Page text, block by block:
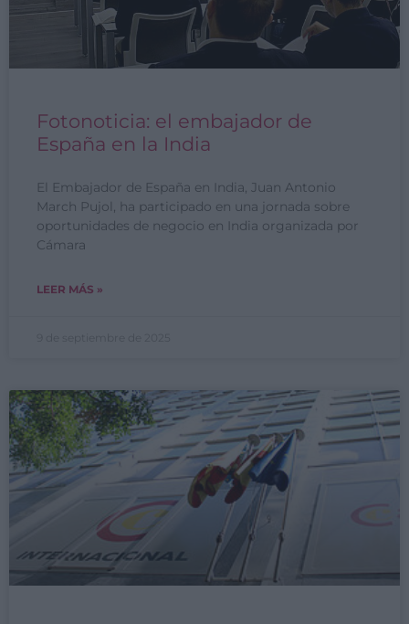
Fotonoticia: el embajador de
España en la India
El Embajador de España en India, Juan Antonio
March Pujol, ha participado en una jornada sobre
oportunidades de negocio en India organizada por
Cámara
LEER MÁS »